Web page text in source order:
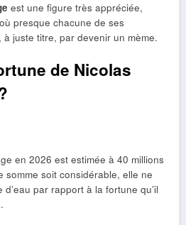
est une figure très appréciée,
presque chacune de ses
à juste titre, par devenir un mème.
de Nicolas
en 2026 est estimée à 40 millions
somme soit considérable, elle ne
par rapport à la fortune qu’il